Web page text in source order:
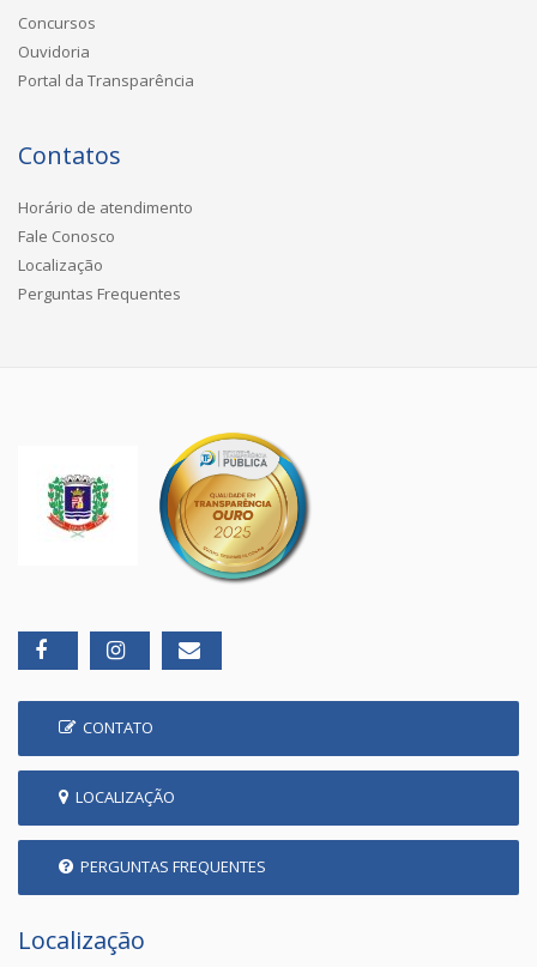
Concursos
Ouvidoria
Portal da Transparência
Contatos
Horário de atendimento
Fale Conosco
Localização
Perguntas Frequentes
CONTATO
LOCALIZAÇÃO
PERGUNTAS FREQUENTES
Localização